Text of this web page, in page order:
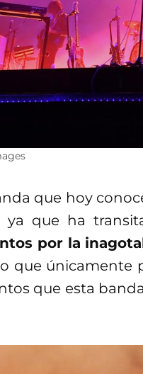
que hoy
ya que ha
por la
que únicamente
que esta